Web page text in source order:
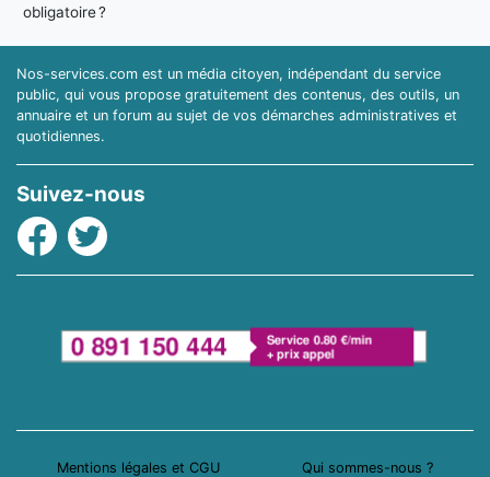
obligatoire ?
Nos-services.com est un média citoyen, indépendant du service
public, qui vous propose gratuitement des contenus, des outils, un
annuaire et un forum au sujet de vos démarches administratives et
quotidiennes.
Suivez-nous
Facebook
Twitter
Mentions légales et CGU Qui sommes-nous ?